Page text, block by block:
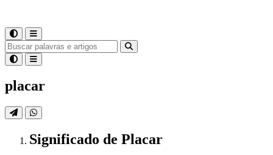
placar
Significado de Placar